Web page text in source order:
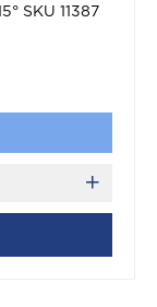
SKU 11387